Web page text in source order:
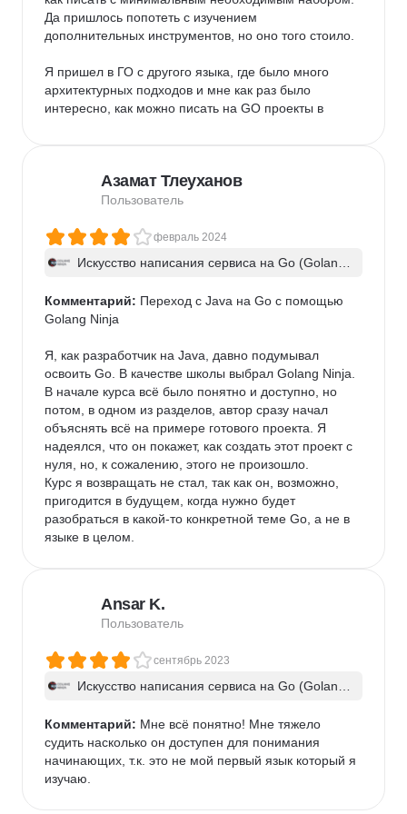
Да пришлось попотеть с изучением
дополнительных инструментов, но оно того стоило.
Я пришел в ГО с другого языка, где было много
архитектурных подходов и мне как раз было
интересно, как можно писать на GO проекты в
Курс не легкий, над ним надо будет работать по
других курсов. И под конец поучается ваше
полезного из подходов, что реально можно
Что для меня было новым в этом курсе: до этого я
убил просто уйму времени для понимания как он
работает с нюансами, которые хотели авторы. И
также я не имел опыта, напрямую настраивать веб-
сокеты на ГО (и я кстати как раз хотел напрямую
поработать с сокетами), что также повлияло на
скорость исполнения мною некоторых заданий.
Были и вебинары, и обратная связь и помощь в
чате - все получилось на высшем уровне. Авторам
реально не безразлично как вы проходите курс. Это
бывает реально редко.
Если вы написали плохо пахнущий код, вас
обязательно попросят это переписать) и объяснят
Единственное во что, как по мне, не попали авторы,
это время по нагрузке исполнения заданий. Если
стиле код, наверное и вправду можно было бы
попасть где-то в запланированное время, но
местами это просто не реально и будете тратить
где-то в раза 3 больше времени смело. Авторы это
Азамат Тлеуханов
Пользователь
февраль 2024
Искусство написания сервиса на Go (Golan
Комментарий: Переход с Java на Go с помощью
Golang Ninja
Я, как разработчик на Java, давно подумывал
освоить Go. В качестве школы выбрал Golang Ninja.
В начале курса всё было понятно и доступно, но
потом, в одном из разделов, автор сразу начал
объяснять всё на примере готового проекта. Я
надеялся, что он покажет, как создать этот проект с
нуля, но, к сожалению, этого не произошло.
Курс я возвращать не стал, так как он, возможно,
пригодится в будущем, когда нужно будет
разобраться в какой-то конкретной теме Go, а не в
языке в целом.
Ansar K.
Пользователь
сентябрь 2023
Искусство написания сервиса на Go (Golan
Комментарий: Мне всё понятно! Мне тяжело
судить насколько он доступен для понимания
начинающих, т.к. это не мой первый язык который я
изучаю.